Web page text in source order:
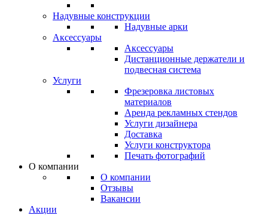
Надувные конструкции
Надувные арки
Аксессуары
Аксессуары
Дистанционные держатели и
подвесная система
Услуги
Фрезеровка листовых
материалов
Аренда рекламных стендов
Услуги дизайнера
Доставка
Услуги конструктора
Печать фотографий
О компании
О компании
Отзывы
Вакансии
Акции